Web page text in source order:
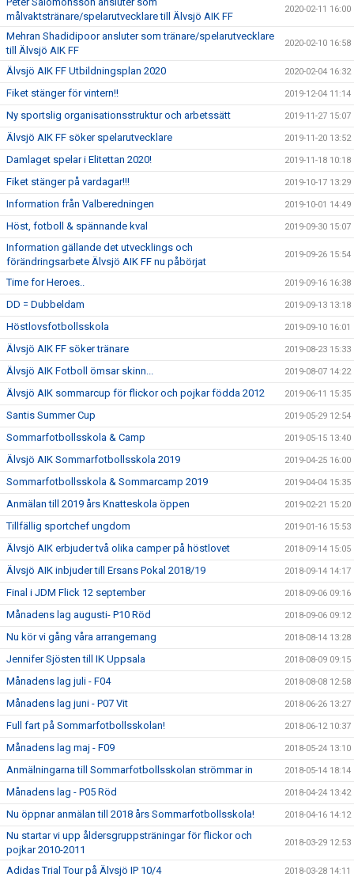
målvaktstränare/spelarutvecklare till Älvsjö AIK FF
2020-02-11 16:00
Mehran Shadidipoor ansluter som tränare/spelarutvecklare
till Älvsjö AIK FF
2020-02-10 16:58
Älvsjö AIK FF Utbildningsplan 2020 2020-02-04 16:32
Fiket stänger för vintern!! 2019-12-04 11:14
Ny sportslig organisationsstruktur och arbetssätt 2019-11-27 15:07
Älvsjö AIK FF söker spelarutvecklare 2019-11-20 13:52
Damlaget spelar i Elitettan 2020! 2019-11-18 10:18
Fiket stänger på vardagar!!! 2019-10-17 13:29
Information från Valberedningen 2019-10-01 14:49
Höst, fotboll & spännande kval 2019-09-30 15:07
Information gällande det utvecklings och
förändringsarbete Älvsjö AIK FF nu påbörjat
2019-09-26 15:54
Time for Heroes.. 2019-09-16 16:38
DD = Dubbeldam 2019-09-13 13:18
Höstlovsfotbollsskola 2019-09-10 16:01
Älvsjö AIK FF söker tränare 2019-08-23 15:33
Älvsjö AIK Fotboll ömsar skinn... 2019-08-07 14:22
Älvsjö AIK sommarcup för flickor och pojkar födda 2012 2019-06-11 15:35
Santis Summer Cup 2019-05-29 12:54
Sommarfotbollsskola & Camp 2019-05-15 13:40
Älvsjö AIK Sommarfotbollsskola 2019 2019-04-25 16:00
Sommarfotbollsskola & Sommarcamp 2019 2019-04-04 15:35
Anmälan till 2019 års Knatteskola öppen 2019-02-21 15:20
Tillfällig sportchef ungdom 2019-01-16 15:53
Älvsjö AIK erbjuder två olika camper på höstlovet 2018-09-14 15:05
Älvsjö AIK inbjuder till Ersans Pokal 2018/19 2018-09-14 14:17
Final i JDM Flick 12 september 2018-09-06 09:16
Månadens lag augusti- P10 Röd 2018-09-06 09:12
Nu kör vi gång våra arrangemang 2018-08-14 13:28
Jennifer Sjösten till IK Uppsala 2018-08-09 09:15
Månadens lag juli - F04 2018-08-08 12:58
Månadens lag juni - P07 Vit 2018-06-26 13:27
Full fart på Sommarfotbollsskolan! 2018-06-12 10:37
Månadens lag maj - F09 2018-05-24 13:10
Anmälningarna till Sommarfotbollsskolan strömmar in 2018-05-14 18:14
Månadens lag - P05 Röd 2018-04-24 13:42
Nu öppnar anmälan till 2018 års Sommarfotbollsskola! 2018-04-16 14:12
Nu startar vi upp åldersgruppsträningar för flickor och
pojkar 2010-2011
2018-03-29 12:53
Adidas Trial Tour på Älvsjö IP 10/4 2018-03-28 14:11